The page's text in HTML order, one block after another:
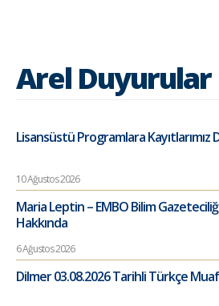
Arel Duyurular
Lisansüstü Programlara
10 Ağustos 2026
Maria Leptin – EMBO Bilim
Hakkında
6 Ağustos 2026
Dilmer 03.08.2026 Tarihli Türkçe